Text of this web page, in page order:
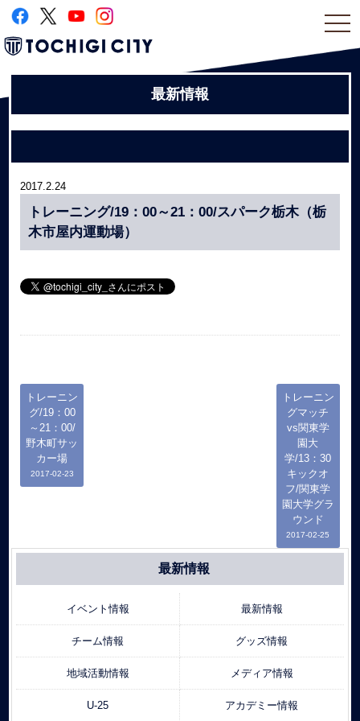
最新情報
2017.2.24
トレーニング/19：00～21：00/スパーク栃木（栃
木市屋内運動場）
トレーニン
グ/19：00
～21：00/
野木町サッ
カー場
2017-02-23
トレーニン
グマッチ
vs関東学
園大
学/13：30
キックオ
フ/関東学
園大学グラ
ウンド
2017-02-25
最新情報
イベント情報 最新情報
チーム情報 グッズ情報
地域活動情報 メディア情報
U-25 アカデミー情報